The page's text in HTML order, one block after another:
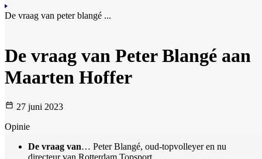
De vraag van peter blangé ...
De vraag van Peter Blangé aan
Maarten Hoffer
27 juni 2023
Opinie
De vraag van… Peter Blangé, oud-topvolleyer en nu